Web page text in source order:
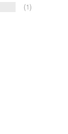
(1)